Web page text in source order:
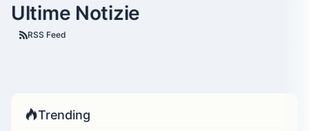
Ultime Notizie
RSS Feed
Trending